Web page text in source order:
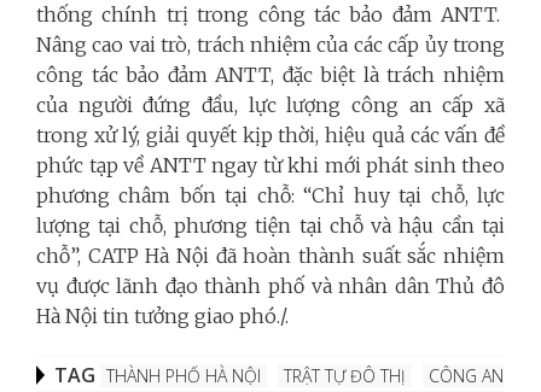
thống chính trị trong công tác bảo đảm ANTT.
Nâng cao vai trò, trách nhiệm của các cấp ủy trong
công tác bảo đảm ANTT, đặc biệt là trách nhiệm
của người đứng đầu, lực lượng công an cấp xã
trong xử lý, giải quyết kịp thời, hiệu quả các vấn đề
phức tạp về ANTT ngay từ khi mới phát sinh theo
phương châm bốn tại chỗ: “Chỉ huy tại chỗ, lực
lượng tại chỗ, phương tiện tại chỗ và hậu cần tại
chỗ”, CATP Hà Nội đã hoàn thành suất sắc nhiệm
vụ được lãnh đạo thành phố và nhân dân Thủ đô
Hà Nội tin tưởng giao phó./.
TAG THÀNH PHỐ HÀ NỘI TRẬT TỰ ĐÔ THỊ
CÔNG AN